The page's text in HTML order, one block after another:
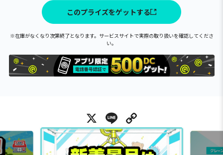
このプライズをゲットする
※在庫がなくなり次第終了となります。サービスサイトで実際の取り扱いを確認してくださ
い。
X Line